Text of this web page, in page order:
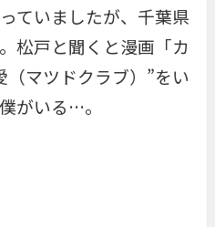
ていましたが、千葉県
松戸と聞くと漫画「カ
（マツドクラブ）”をい
がいる…。